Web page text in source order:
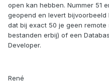
open kan hebben. Nummer 51
geopend en levert
dat bij exact 50 je geen
bestanden erbij) of een
Developer.
René